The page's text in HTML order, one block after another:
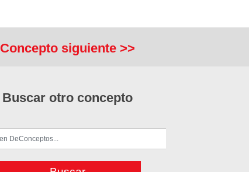
Concepto siguiente >>
Buscar otro concepto